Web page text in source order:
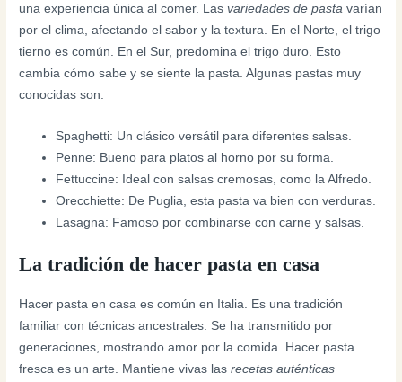
una experiencia única al comer. Lasvariedades de pasta varían
por el clima, afectando el sabor y la textura. En el Norte, el trigo
tierno es común. En el Sur, predomina el trigo duro. Esto
cambia cómo sabe y se siente la pasta. Algunas pastas muy
conocidas son:
Spaghetti: Un clásico versátil para diferentes salsas.
Penne: Bueno para platos al horno por su forma.
Fettuccine: Ideal con salsas cremosas, como la Alfredo.
Orecchiette: De Puglia, esta pasta va bien con verduras.
Lasagna: Famoso por combinarse con carne y salsas.
La tradición de hacer pasta en casa
Hacer pasta en casa es común en Italia. Es una tradición
familiar con técnicas ancestrales. Se ha transmitido por
generaciones, mostrando amor por la comida. Hacer pasta
fresca es un arte. Mantiene vivas lasrecetas auténticas